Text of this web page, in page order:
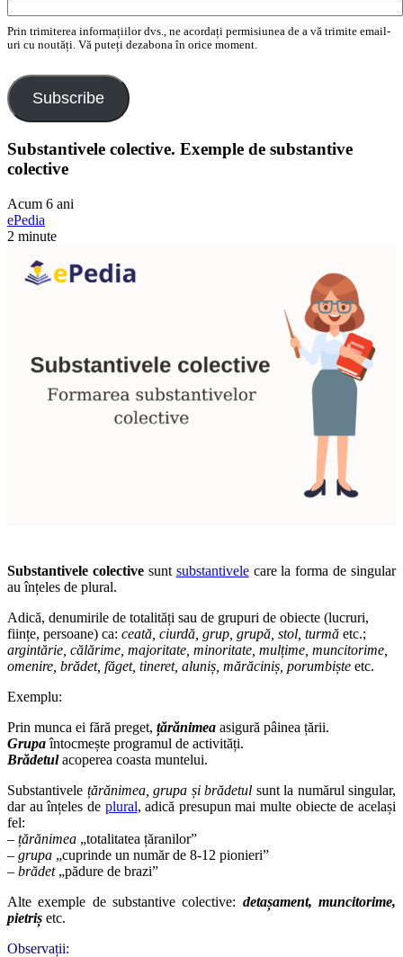
Prin trimiterea informațiilor dvs., ne acordați permisiunea de a vă trimite email-
uri cu noutăți. Vă puteți dezabona în orice moment.
Subscribe
Substantivele colective. Exemple de substantive
colective
Acum 6 ani
ePedia
2 minute
Substantivele colectivesunt substantivelecare la forma de singular
au înțeles de plural.
Adică, denumirile de totalități sau de grupuri de obiecte (lucruri,
ființe, persoane) ca: ceată, ciurdă, grup, grupă, stol, turmă etc.;
argintărie, călărime, majoritate, minoritate, mulțime, muncitorime,
omenire, brădet, făget, tineret, aluniș, mărăciniș, porumbiște etc.
Exemplu:
Prin munca ei fără preget, țărănimea asigură pâinea țării.
Grupaîntocmește programul de activități.
Brădetulacoperea coasta muntelui.
Substantivele țărănimea, grupa și brădetul sunt la numărul singular,
dar au înțeles de plural, adică presupun mai multe obiecte de același
fel:
– țărănimea „totalitatea țăranilor”
– grupa „cuprinde un număr de 8-12 pionieri”
– brădet„pădure de brazi”
Alte exemple de substantive colective: detașament, muncitorime,
pietriș etc.
Observații: